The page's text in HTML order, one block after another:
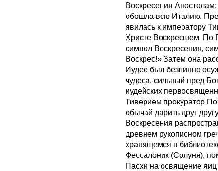
Воскресения
обошла всю Италию.
явилась к императору
Христе Воскресшем. По
символ Воскресения,
Воскрес!» Затем она
Иудее был безвинно
чудеса, сильный пред
иудейских
Тиверием прокуратор
обычай дарить друг
Воскресения
древнем рукописном
хранящемся в
Фессалоник (Солуня),
Пасхи на освящение яиц